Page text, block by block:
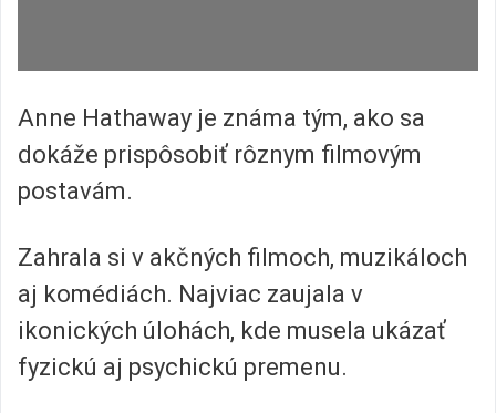
Anne Hathaway je známa tým, ako sa
dokáže prispôsobiť rôznym filmovým
postavám.
Zahrala si v akčných filmoch, muzikáloch
aj komédiách. Najviac zaujala v
ikonických úlohách, kde musela ukázať
fyzickú aj psychickú premenu.